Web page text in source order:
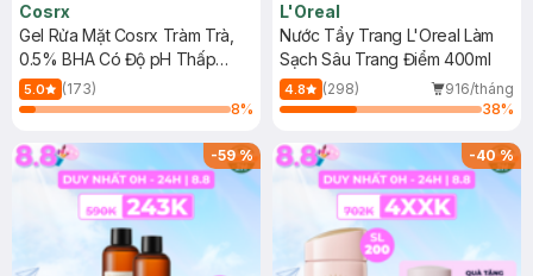
Cosrx
Gel Rửa Mặt Cosrx Tràm Trà,
0.5% BHA Có Độ pH Thấp
150ml
5.0
(173)
8%
L'Oreal
Nước Tẩy Trang L'Oreal Làm
Sạch Sâu Trang Điểm 400ml
4.8 (298)
916/tháng
38%
-59% -40%